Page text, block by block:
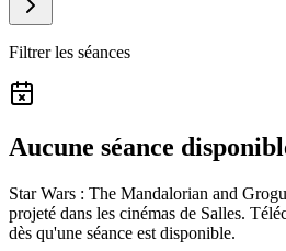
Filtrer les séances
Aucune séance
Star Wars : The Mandalorian and
projeté dans les cinémas de Salles.
dès qu'une séance est disponible.